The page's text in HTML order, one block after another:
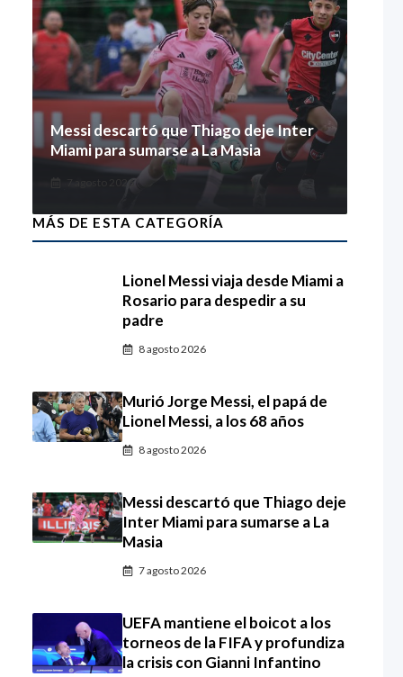
Messi descartó que Thiago deje Inter
Miami para sumarse a La Masia
7 agosto 2026
MÁS DE ESTA CATEGORÍA
Lionel Messi viaja desde Miami a
Rosario para despedir a su
padre
8 agosto 2026
Murió Jorge Messi, el papá de
Lionel Messi, a los 68 años
8 agosto 2026
Messi descartó que Thiago deje
Inter Miami para sumarse a La
Masia
7 agosto 2026
UEFA mantiene el boicot a los
torneos de la FIFA y profundiza
la crisis con Gianni Infantino